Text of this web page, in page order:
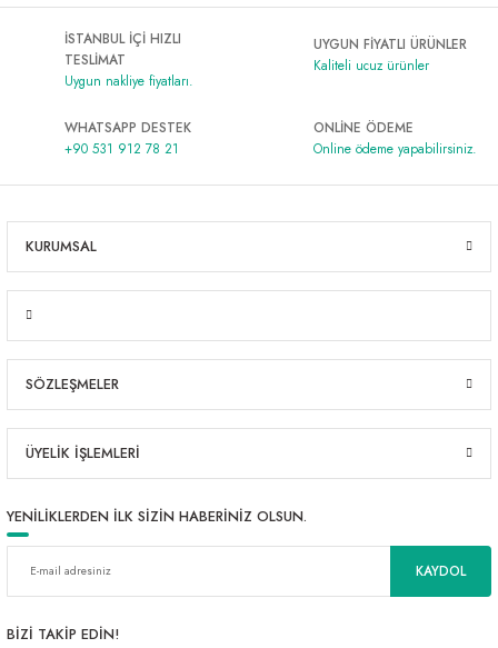
İSTANBUL İÇİ HIZLI
TESLİMAT
Uygun nakliye fiyatları.
UYGUN FİYATLI ÜRÜNLER
Kaliteli ucuz ürünler
WHATSAPP DESTEK
+90 531 912 78 21
ONLİNE ÖDEME
Online ödeme yapabilirsiniz.
KURUMSAL
SÖZLEŞMELER
ÜYELİK İŞLEMLERİ
YENİLİKLERDEN İLK SİZİN HABERİNİZ OLSUN.
KAYDOL
BİZİ TAKİP EDİN!